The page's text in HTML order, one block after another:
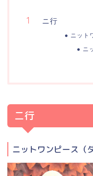
ニ行
ニット
ニ
ニ行
ニットワンピース（